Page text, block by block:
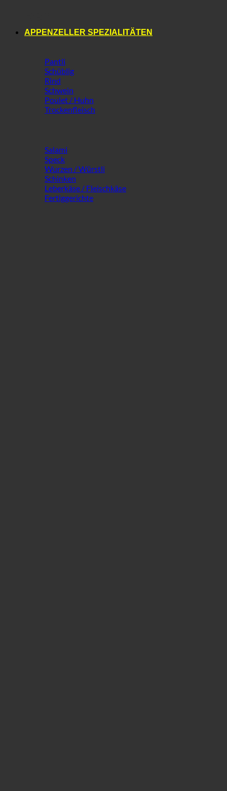
APPENZELLER SPEZIALITÄTEN
Pantli
Schüblig
Rind
Schwein
Poulet / Huhn
Trockenfleisch
Salami
Speck
Wurzen / Würstli
Schinken
Leberkäse / Fleischkäse
Fertiggerichte